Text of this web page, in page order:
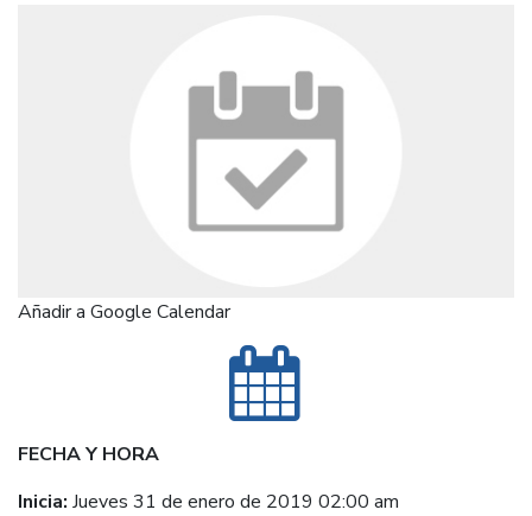
Añadir a Google Calendar
FECHA Y HORA
Inicia: Jueves 31 de enero de 2019 02:00 am